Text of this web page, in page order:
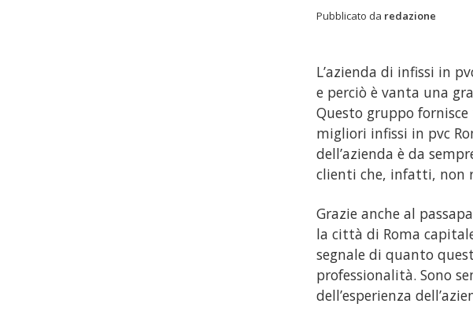
Pubblicato da redazione
L’azienda di infissi in
e perciò è vanta una
Questo gruppo
migliori infissi in pvc
dell’azienda è da
clienti che, infatti, non
Grazie anche al
la città di Roma
segnale di quanto
professionalità. Sono
dell’esperienza